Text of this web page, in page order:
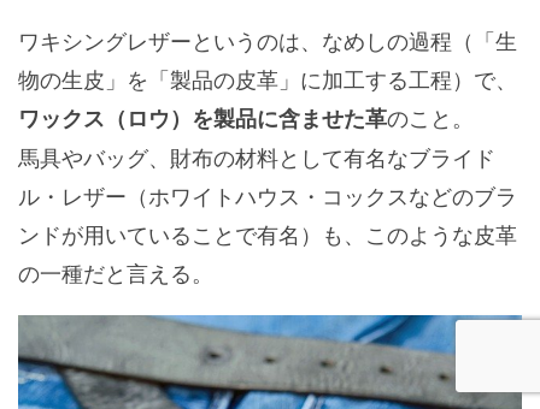
ワキシングレザーというのは、なめしの過程（「生
物の生皮」を「製品の皮革」に加工する工程）で、
ワックス（ロウ）を製品に含ませた革のこと。
馬具やバッグ、財布の材料として有名なブライド
ル・レザー（ホワイトハウス・コックスなどのブラ
ンドが用いていることで有名）も、このような皮革
の一種だと言える。